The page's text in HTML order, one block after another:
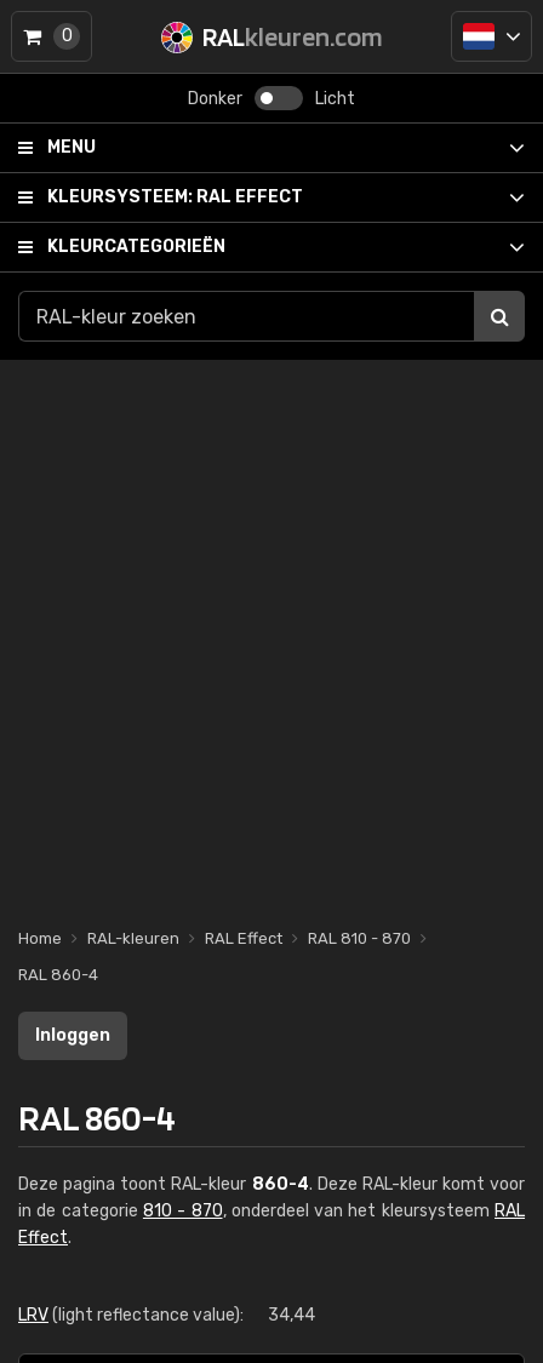
RALkleuren.com
Donker Licht
MENU
KLEURSYSTEEM: RAL EFFECT
KLEURCATEGORIEËN
0
Home RAL-kleuren RAL Effect
RAL 810 - 870
RAL 860-4
Inloggen
RAL 860-4
Deze pagina toont RAL-kleur 860-4. Deze RAL-kleur komt voor
in de categorie 810 - 870, onderdeel van het kleursysteem RAL
Effect.
LRV(light reflectance value): 34,44